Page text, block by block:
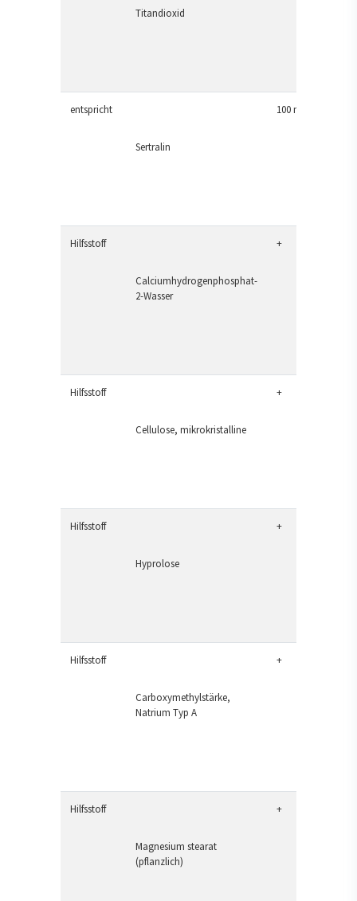
Titandioxid
entspricht
Sertralin
100 mg
Hilfsstoff
Calciumhydrogenphosphat-
2-Wasser
+
Hilfsstoff
Cellulose, mikrokristalline
+
Hilfsstoff
Hyprolose
+
Hilfsstoff
Carboxymethylstärke,
Natrium Typ A
+
Hilfsstoff
Magnesium stearat
(pflanzlich)
+